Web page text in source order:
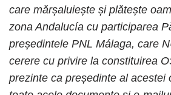
care mărșaluiește și plătește
zona Andalucía cu participarea
președintele PNL Málaga, care
cerere cu privire la constituirea
prezinte ca președinte al acestei